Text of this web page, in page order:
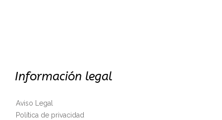
Información legal
Aviso Legal
Política de privacidad